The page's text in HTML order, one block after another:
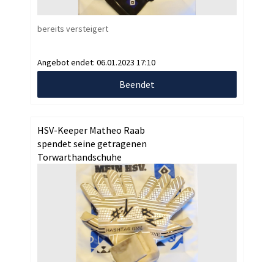
bereits versteigert
Angebot endet: 06.01.2023 17:10
Beendet
HSV-Keeper Matheo Raab
spendet seine getragenen
Torwarthandschuhe